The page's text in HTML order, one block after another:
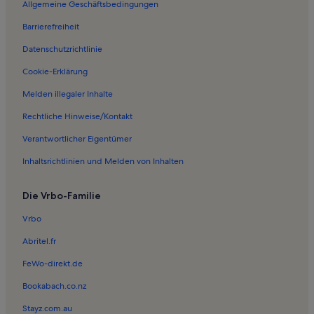
Ferienwohnungen in Wohlenberg
Ferienwohnungen in Hohen Schönberg
Ferienwohnungen in Barendorf
Ferienwohnungen in Moor-Rolofshagen
Ferienwohnungen in Klütz
Ferienwohnungen in Strand Kalkhorst
Ferienwohnungen in Mallentin
Ferienwohnungen in Großenhof
Ferienwohnungen in Erlebnis- und Tigerpark Dassow
Ferienwohnungen in Boltenhagen
Ferienwohnungen in Kussow
Ferienwohnungen in Strand Groß Schwansee
Ferienwohnungen in Dorf Gutow
Ferienwohnungen in Schloss Bothmer
Allgemeine Geschäftsbedingungen
Barrierefreiheit
Datenschutzrichtlinie
Cookie-Erklärung
Melden illegaler Inhalte
Rechtliche Hinweise/Kontakt
Verantwortlicher Eigentümer
Inhaltsrichtlinien und Melden von Inhalten
Die Vrbo-Familie
Vrbo
Abritel.fr
FeWo-direkt.de
Bookabach.co.nz
Stayz.com.au